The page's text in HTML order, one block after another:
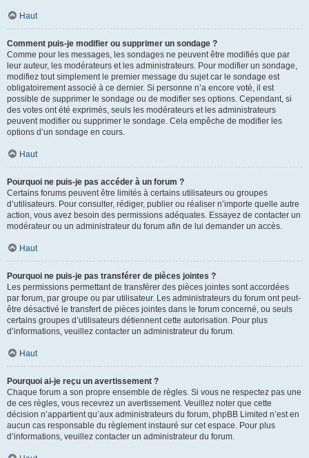
Haut
Comment puis-je modifier ou supprimer un sondage ?
Comme pour les messages, les sondages ne peuvent être modifiés que par
leur auteur, les modérateurs et les administrateurs. Pour modifier un sondage,
modifiez tout simplement le premier message du sujet car le sondage est
obligatoirement associé à ce dernier. Si personne n’a encore voté, il est
possible de supprimer le sondage ou de modifier ses options. Cependant, si
des votes ont été exprimés, seuls les modérateurs et les administrateurs
peuvent modifier ou supprimer le sondage. Cela empêche de modifier les
options d’un sondage en cours.
Haut
Pourquoi ne puis-je pas accéder à un forum ?
Certains forums peuvent être limités à certains utilisateurs ou groupes
d’utilisateurs. Pour consulter, rédiger, publier ou réaliser n’importe quelle autre
action, vous avez besoin des permissions adéquates. Essayez de contacter un
modérateur ou un administrateur du forum afin de lui demander un accès.
Haut
Pourquoi ne puis-je pas transférer de pièces jointes ?
Les permissions permettant de transférer des pièces jointes sont accordées
par forum, par groupe ou par utilisateur. Les administrateurs du forum ont peut-
être désactivé le transfert de pièces jointes dans le forum concerné, ou seuls
certains groupes d’utilisateurs détiennent cette autorisation. Pour plus
d’informations, veuillez contacter un administrateur du forum.
Haut
Pourquoi ai-je reçu un avertissement ?
Chaque forum a son propre ensemble de règles. Si vous ne respectez pas une
de ces règles, vous recevrez un avertissement. Veuillez noter que cette
décision n’appartient qu’aux administrateurs du forum, phpBB Limited n’est en
aucun cas responsable du règlement instauré sur cet espace. Pour plus
d’informations, veuillez contacter un administrateur du forum.